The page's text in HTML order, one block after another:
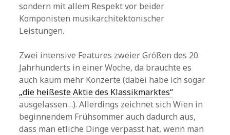
sondern mit allem Respekt vor beider
Komponisten musikarchitektonischer
Leistungen.
Zwei intensive Features zweier Größen des 20.
Jahrhunderts in einer Woche, da brauchte es
auch kaum mehr Konzerte (dabei habe ich sogar
„die heißeste Aktie des Klassikmarktes“
ausgelassen…). Allerdings zeichnet sich Wien in
beginnendem Frühsommer auch dadurch aus,
dass man etliche Dinge verpasst hat, wenn man